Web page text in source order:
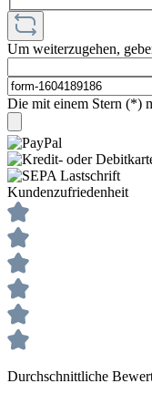
Um weiterzugehen,
Die mit einem Stern (*)
Kundenzufriedenheit
Durchschnittliche